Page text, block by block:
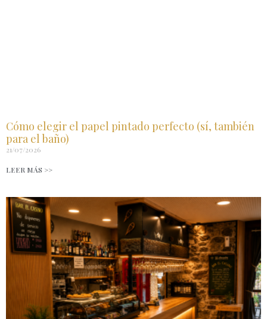
Cómo elegir el papel pintado perfecto (sí, también
para el baño)
21/07/2026
LEER MÁS >>